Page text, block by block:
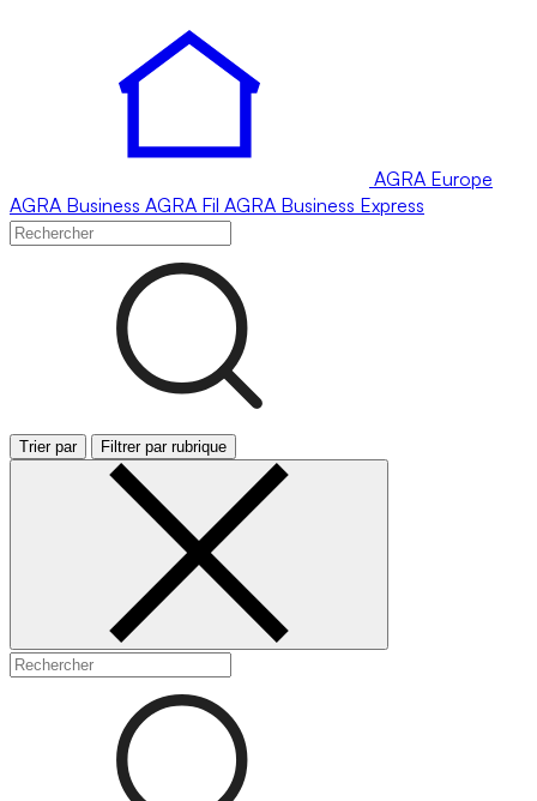
AGRA Europe
AGRA Business AGRA Fil AGRA Business Express
Trier par Filtrer par rubrique